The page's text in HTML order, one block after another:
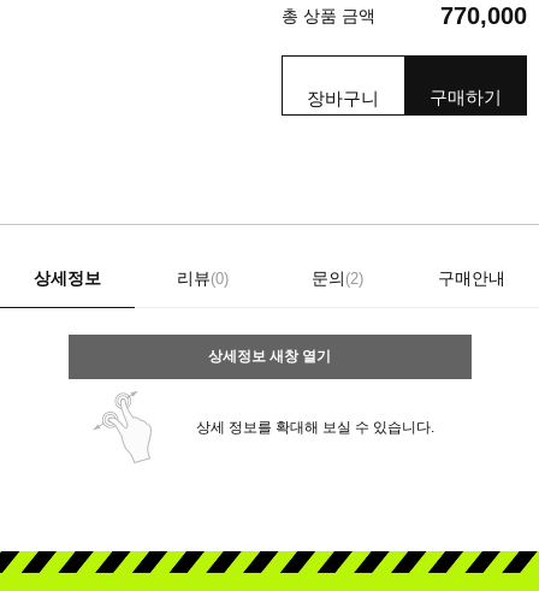
총 상품 금액 770,000
장바구니 구매하기
상세정보 리뷰(0) 문의 (2) 구매안내
상세정보 새창 열기
상세 정보를 확대해 보실 수 있습니다.